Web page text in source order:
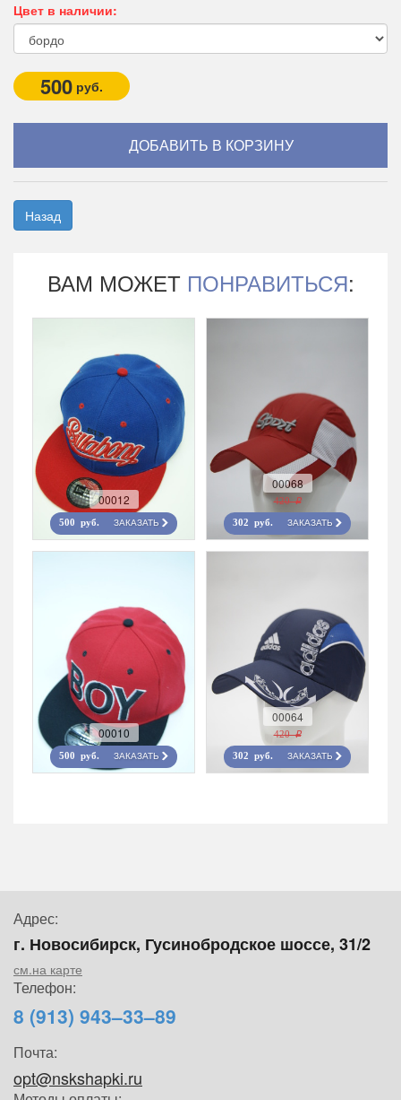
Цвет в наличии:
500 руб.
Назад
ВАМ МОЖЕТ ПОНРАВИТЬСЯ:
00012
500 руб. ЗАКАЗАТЬ
00068
420 r
302 руб. ЗАКАЗАТЬ
00010
500 руб. ЗАКАЗАТЬ
00064
420 r
302 руб. ЗАКАЗАТЬ
Адрес:
г. Новосибирск, Гусинобродское шоссе, 31/2
см.на карте
Телефон:
8 (913) 943–33–89
Почта:
opt@nskshapki.ru